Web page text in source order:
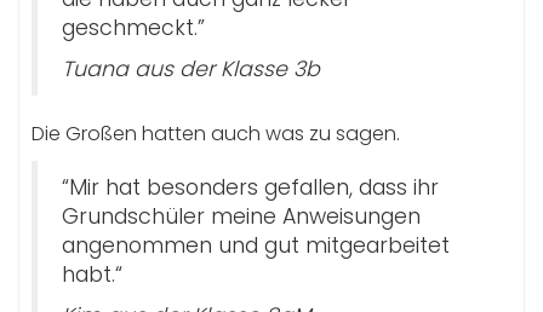
geschmeckt.”
Tuana aus der Klasse 3b
Die Großen hatten auch was zu sagen.
“Mir hat besonders gefallen, dass ihr
Grundschüler meine Anweisungen
angenommen und gut mitgearbeitet
habt.“